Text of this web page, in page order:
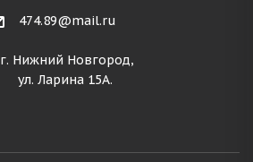
474.89@mail.ru
г. Нижний Новгород,
ул. Ларина 15А.